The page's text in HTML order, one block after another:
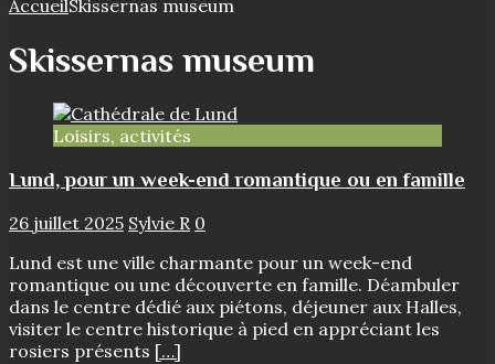
AccueilSkissernas museum
Skissernas museum
Loisirs, activités
Lund, pour un week-end romantique ou en famille
26 juillet 2025 Sylvie R 0
Lund est une ville charmante pour un week-end
romantique ou une découverte en famille. Déambuler
dans le centre dédié aux piétons, déjeuner aux Halles,
visiter le centre historique à pied en appréciant les
rosiers présents […]